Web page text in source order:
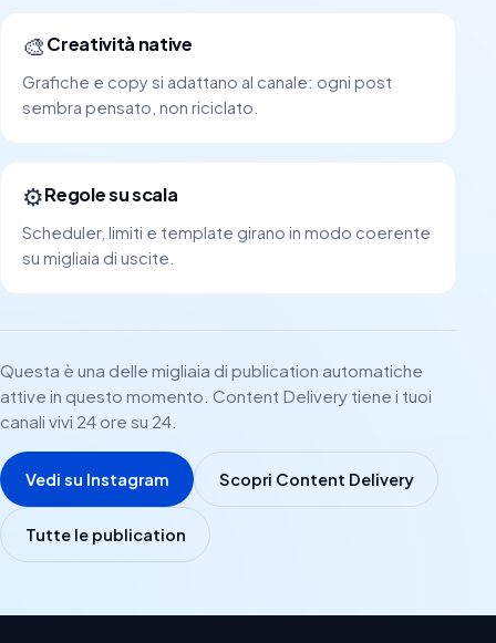
🎨Creatività native
Grafiche e copy si adattano al canale: ogni post
sembra pensato, non riciclato.
⚙️Regole su scala
Scheduler, limiti e template girano in modo coerente
su migliaia di uscite.
Questa è una delle migliaia di publication automatiche
attive in questo momento. Content Delivery tiene i tuoi
canali vivi 24 ore su 24.
Vedi su Instagram Scopri Content Delivery
Tutte le publication